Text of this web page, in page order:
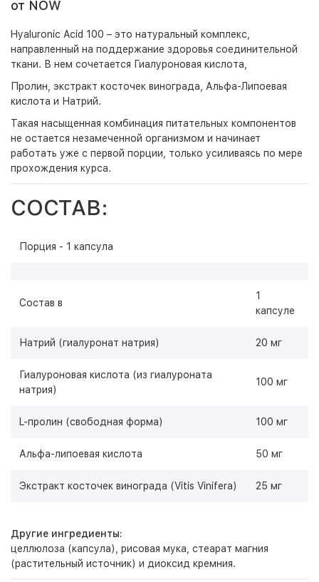
от NOW
Hyaluronic Acid 100 – это натуральный комплекс,
направленный на поддержание здоровья соединительной
ткани. В нем сочетается Гиалуроновая кислота,
Пролин, экстракт косточек винограда, Альфа-Липоевая
кислота и Натрий.
Такая насыщенная комбинация питательных компонентов
не остается незамеченной организмом и начинает
работать уже с первой порции, только усиливаясь по мере
прохождения курса.
СОСТАВ:
Порция - 1 капсула
Состав в
1
капсуле
Натрий (гиалуронат натрия) 20 мг
Гиалуроновая кислота (из гиалуроната
натрия)
100 мг
L-пролин (свободная форма) 100 мг
Альфа-липоевая кислота 50 мг
Экстракт косточек винограда (Vitis Vinifera) 25 мг
Другие ингредиенты:
целлюлоза (капсула), рисовая мука, стеарат магния
(растительный источник) и диоксид кремния.